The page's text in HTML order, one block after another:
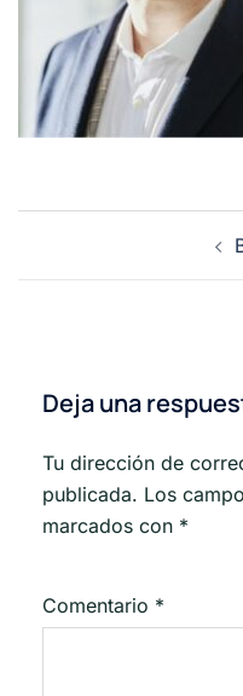
entradas
Deja una
Tu dirección de
publicada. Los
marcados con *
Comentario *